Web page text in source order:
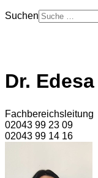
Suchen
Dr.
Fachbereichsleitung
02043 99 23 09
02043 99 14 16